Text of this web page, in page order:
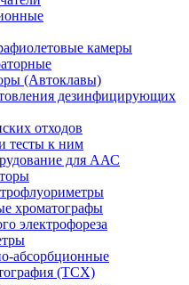
камеры
(Автоклавы)
дезинфицирующих
отходов
тесты к ним
для ААС
хроматографы
электрофореза
абсорбционные
(ТСХ)